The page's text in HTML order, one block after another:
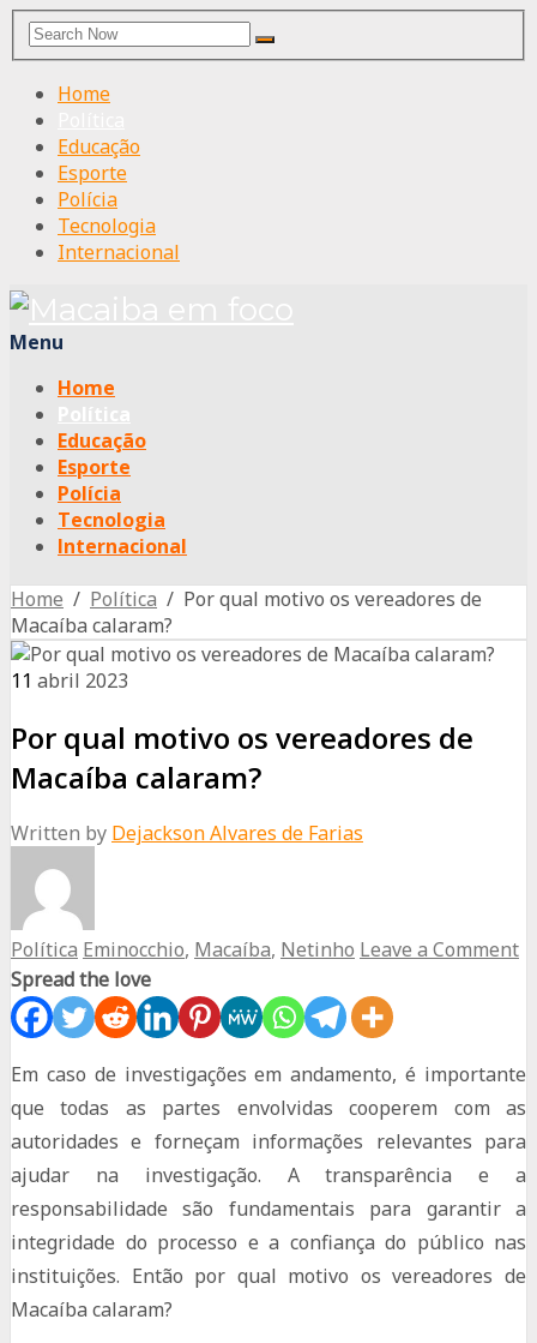
Search
for:
Search
Home
Educação
Esporte
Polícia
Tecnologia
Internacional
Menu
Home
Educação
Esporte
Polícia
Tecnologia
Internacional
Home / Política / Por qual motivo os vereadores de
Macaíba calaram?
11 abril 2023
Por qual motivo os vereadores de
Macaíba calaram?
Written by Dejackson Alvares de Farias
Política Eminocchio, Macaíba, Netinho Leave a Comment
Spread the love
Em caso de investigações em andamento, é importante
que todas as partes envolvidas cooperem com as
autoridades e forneçam informações relevantes para
ajudar na investigação. A transparência e a
responsabilidade são fundamentais para garantir a
integridade do processo e a confiança do público nas
instituições. Então por qual motivo os vereadores de
Macaíba calaram?